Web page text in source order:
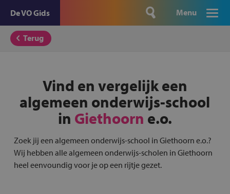
De VO Gids Menu
Terug
Vind en vergelijk een
algemeen onderwijs-school
in Giethoorn e.o.
Zoek jij een algemeen onderwijs-school in Giethoorn e.o.?
Wij hebben alle algemeen onderwijs-scholen in Giethoorn
heel eenvoundig voor je op een rijtje gezet.